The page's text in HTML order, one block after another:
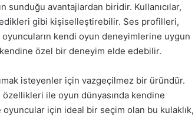
sunduğu avantajlardan biridir. Kullanıcılar,
gibi kişiselleştirebilir. Ses profilleri,
kendi oyun deneyimlerine uygun
özel bir deneyim elde edebilir.
isteyenler için vazgeçilmez bir üründür.
özellikleri ile oyun dünyasında kendine
için ideal bir seçim olan bu kulaklık,